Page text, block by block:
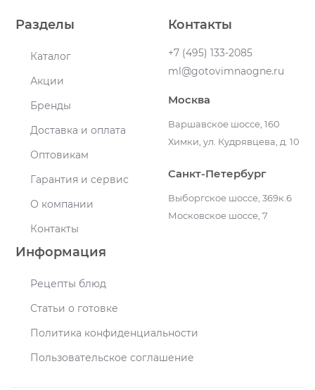
Разделы
Каталог
Акции
Бренды
Доставка и оплата
Оптовикам
Гарантия и сервис
О компании
Контакты
Информация
Рецепты блюд
Статьи о готовке
Политика конфиденциальности
Пользовательское соглашение
Контакты
+7 (495) 133-2085
ml@gotovimnaogne.ru
Москва
Варшавское шоссе, 160
Химки, ул. Кудрявцева, д. 10
Санкт-Петербург
Выборгское шоссе, 369к.6
Московское шоссе, 7